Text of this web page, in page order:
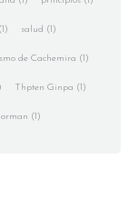
(1) salud (1)
de Cachemira (1)
Thpten Ginpa (1)
(1)